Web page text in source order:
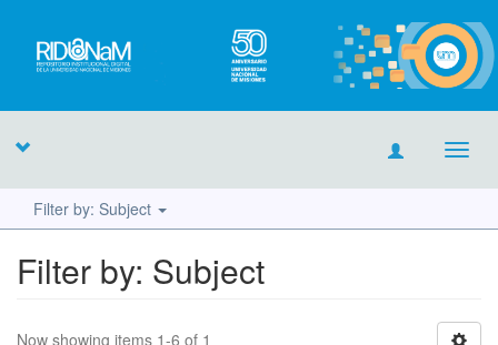
Filter by: Subject
Filter by: Subject
Now showing items 1-6 of 1